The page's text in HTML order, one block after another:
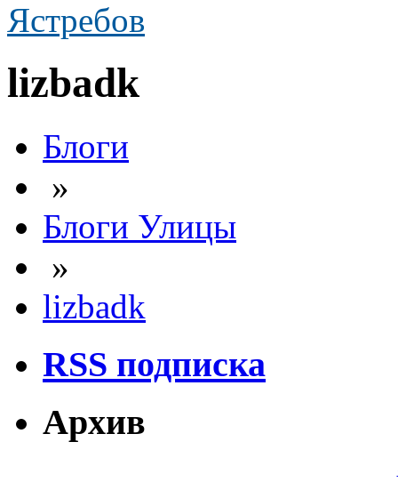
Ястребов
lizbadk
Блоги
»
Блоги Улицы
»
lizbadk
RSS подписка
Архив